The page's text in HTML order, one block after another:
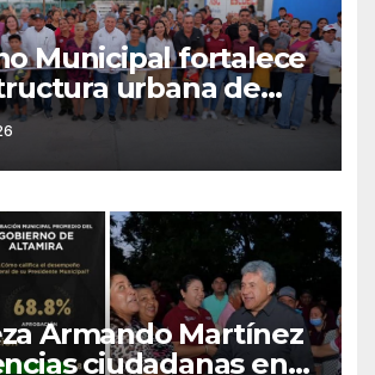
Municipal fortalece
urbana de
Armando Martínez
ciudadanas en